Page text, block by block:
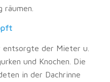
räumen.
entsorgte der Mieter u.
und Knochen. Die
in der Dachrinne